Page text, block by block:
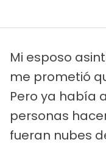
Mi esposo
me prometió
Pero ya había
personas
fueran nubes